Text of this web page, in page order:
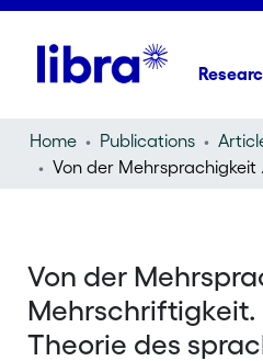
Home Publications
Von der
Von der
Mehrschriftigkeit.
Theorie des